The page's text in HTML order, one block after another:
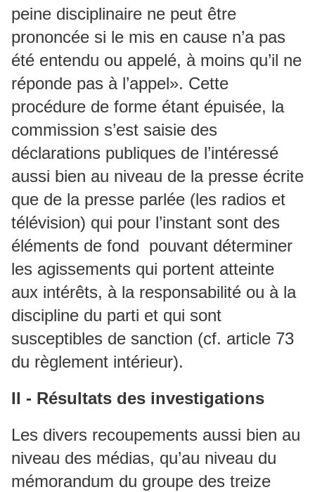
peine disciplinaire ne peut être
prononcée si le mis en cause n’a pas
été entendu ou appelé, à moins qu’il ne
réponde pas à l’appel». Cette
procédure de forme étant épuisée, la
commission s’est saisie des
déclarations publiques de l’intéressé
aussi bien au niveau de la presse écrite
que de la presse parlée (les radios et
télévision) qui pour l’instant sont des
éléments de fond pouvant déterminer
les agissements qui portent atteinte
aux intérêts, à la responsabilité ou à la
discipline du parti et qui sont
susceptibles de sanction (cf. article 73
du règlement intérieur).
II - Résultats des investigations
Les divers recoupements aussi bien au
niveau des médias, qu’au niveau du
mémorandum du groupe des treize